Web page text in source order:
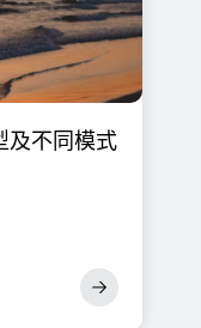
及不同模式